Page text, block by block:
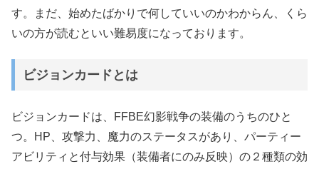
す。まだ、始めたばかりで何していいのかわからん、くら
いの方が読むといい難易度になっております。
ビジョンカードとは
ビジョンカードは、FFBE幻影戦争の装備のうちのひと
つ。HP、攻撃力、魔力のステータスがあり、パーティー
アビリティと付与効果（装備者にのみ反映）の２種類の効